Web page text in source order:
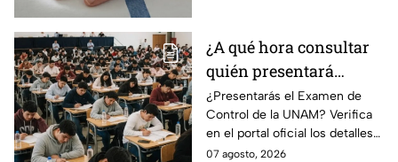
¿A qué hora consultar
quién presentará
examen de control?
¿Presentarás el Examen de
Control de la UNAM? Verifica
en el portal oficial los detalles
de tu cita y los puntajes
07 agosto, 2026